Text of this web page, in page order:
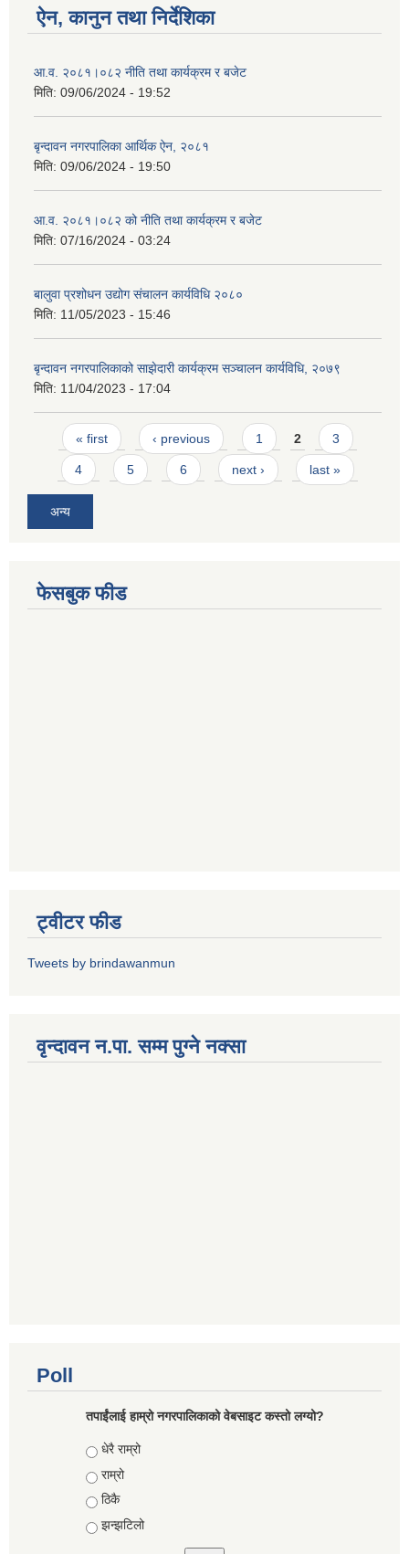
ऐन, कानुन तथा निर्देशिका
आ.व. २०८१।०८२ नीति तथा कार्यक्रम र बजेट
मिति: 09/06/2024 - 19:52
बृन्दावन नगरपालिका आर्थिक ऐन, २०८१
मिति: 09/06/2024 - 19:50
आ.व. २०८१।०८२ को नीति तथा कार्यक्रम र बजेट
मिति: 07/16/2024 - 03:24
बालुवा प्रशोधन उद्योग संचालन कार्यविधि २०८०
मिति: 11/05/2023 - 15:46
बृन्दावन नगरपालिकाको साझेदारी कार्यक्रम सञ्चालन कार्यविधि, २०७९
मिति: 11/04/2023 - 17:04
Pages
« first ‹ previous 1 2 3
4 5 6 next › last »
अन्य
फेसबुक फीड
ट्वीटर फीड
Tweets by brindawanmun
वृन्दावन न.पा. सम्म पुग्ने नक्सा
Poll
तपाईंलाई हाम्रो नगरपालिकाको वेबसाइट कस्तो लग्यो?
Choices
धेरै राम्रो
राम्रो
ठिकै
झन्झटिलो